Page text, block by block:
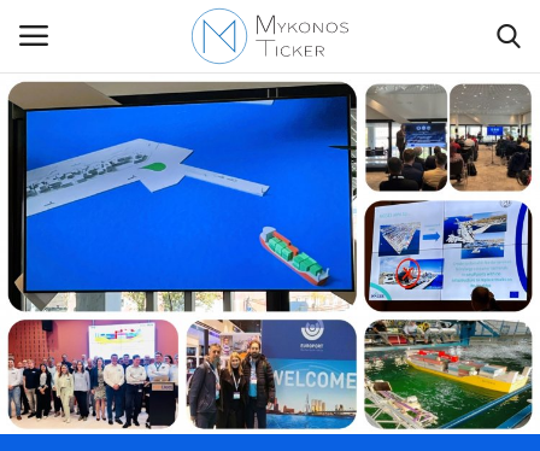
Contact Us
Business
Travel
World